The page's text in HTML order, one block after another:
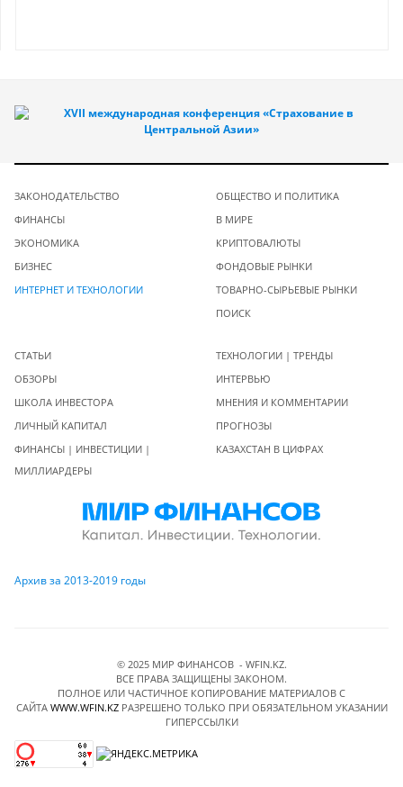
ЗАКОНОДАТЕЛЬСТВО
ФИНАНСЫ
ЭКОНОМИКА
БИЗНЕС
ИНТЕРНЕТ И ТЕХНОЛОГИИ
ОБЩЕСТВО И ПОЛИТИКА
В МИРЕ
КРИПТОВАЛЮТЫ
ФОНДОВЫЕ РЫНКИ
ТОВАРНО-СЫРЬЕВЫЕ РЫНКИ
ПОИСК
СТАТЬИ
ОБЗОРЫ
ШКОЛА ИНВЕСТОРА
ЛИЧНЫЙ КАПИТАЛ
ФИНАНСЫ | ИНВЕСТИЦИИ |
МИЛЛИАРДЕРЫ
ТЕХНОЛОГИИ | ТРЕНДЫ
ИНТЕРВЬЮ
МНЕНИЯ И КОММЕНТАРИИ
ПРОГНОЗЫ
КАЗАХСТАН В ЦИФРАХ
Архив за 2013-2019 годы
© 2025 МИР ФИНАНСОВ - WFIN.KZ.
ВСЕ ПРАВА ЗАЩИЩЕНЫ ЗАКОНОМ.
ПОЛНОЕ ИЛИ ЧАСТИЧНОЕ КОПИРОВАНИЕ МАТЕРИАЛОВ C
САЙТА WWW.WFIN.KZРАЗРЕШЕНО ТОЛЬКО ПРИ ОБЯЗАТЕЛЬНОМ УКАЗАНИИ
ГИПЕРССЫЛКИ